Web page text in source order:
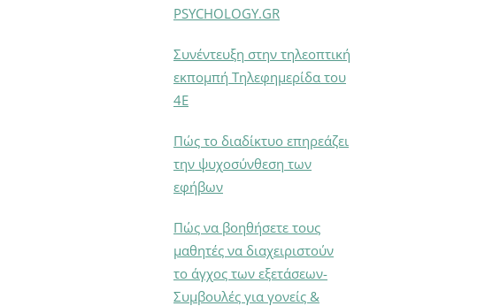
PSYCHOLOGY.GR
Συνέντευξη στην τηλεοπτική
εκπομπή Τηλεφημερίδα του
4Ε
Πώς το διαδίκτυο επηρεάζει
την ψυχοσύνθεση των
εφήβων
Πώς να βοηθήσετε τους
μαθητές να διαχειριστούν
το άγχος των εξετάσεων-
Συμβουλές για γονείς &